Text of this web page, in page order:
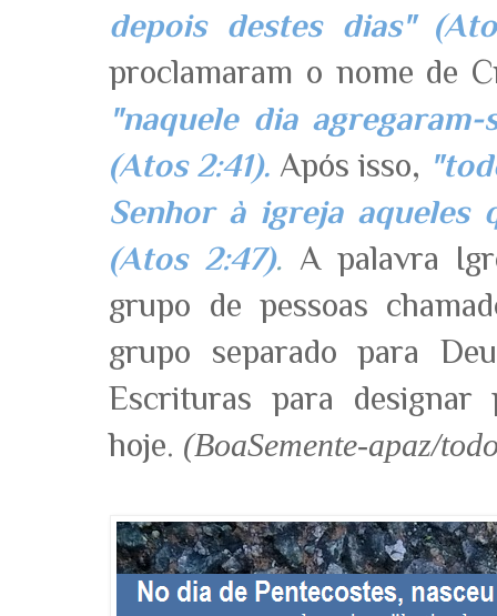
depois destes dias"
proclamaram o nome de
"naquele dia
(Atos 2:41). Após isso,
Senhor à igreja aqueles
(Atos 2:47). A palavra
grupo de pessoas
grupo separado para
Escrituras para designar
hoje. (BoaSemente-apaz/